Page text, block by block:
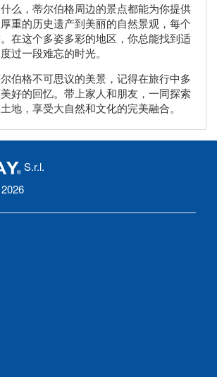
么，蒂尔伯格周边的景点都能为你提供
重的历史遗产到美丽的自然景观，每个
在这个多姿多彩的地区，你总能找到适
过一段难忘的时光。
伯格不可思议的美景，记得在旅行中多
好的回忆。带上家人和朋友，一同探索
地，享受大自然和文化的完美融合。
S.r.l.